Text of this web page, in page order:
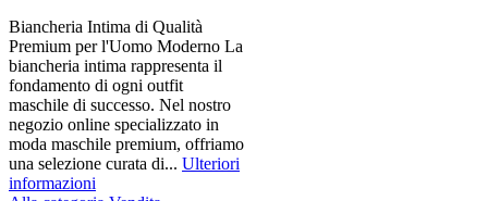
Biancheria Intima di Qualità
Premium per l'Uomo Moderno La
biancheria intima rappresenta il
fondamento di ogni outfit
maschile di successo. Nel nostro
negozio online specializzato in
moda maschile premium, offriamo
una selezione curata di... Ulteriori
informazioni